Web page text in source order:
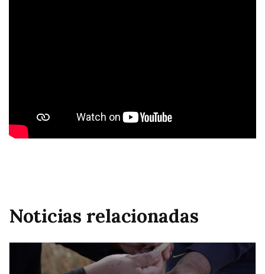
Noticias relacionadas